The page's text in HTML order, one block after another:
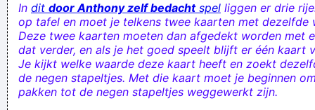
In dit door Anthony zelf bedachtspel liggen er drie
op tafel en moet je telkens twee kaarten met dezelfde
Deze twee kaarten moeten dan afgedekt worden met
dat verder, en als je het goed speelt blijft er één kaart
Je kijkt welke waarde deze kaart heeft en zoekt
de negen stapeltjes. Met die kaart moet je beginnen
pakken tot de negen stapeltjes weggewerkt zijn.